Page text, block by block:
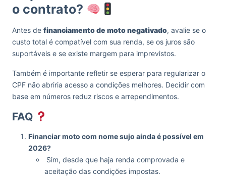
o contrato?
Antes de financiamento de moto negativado, avalie se o
custo total é compatível com sua renda, se os juros são
suportáveis e se existe margem para imprevistos.
Também é importante refletir se esperar para regularizar o
CPF não abriria acesso a condições melhores. Decidir com
base em números reduz riscos e arrependimentos.
FAQ
Financiar moto com nome sujo ainda é possível em
2026?
Sim, desde que haja renda comprovada e
aceitação das condições impostas.